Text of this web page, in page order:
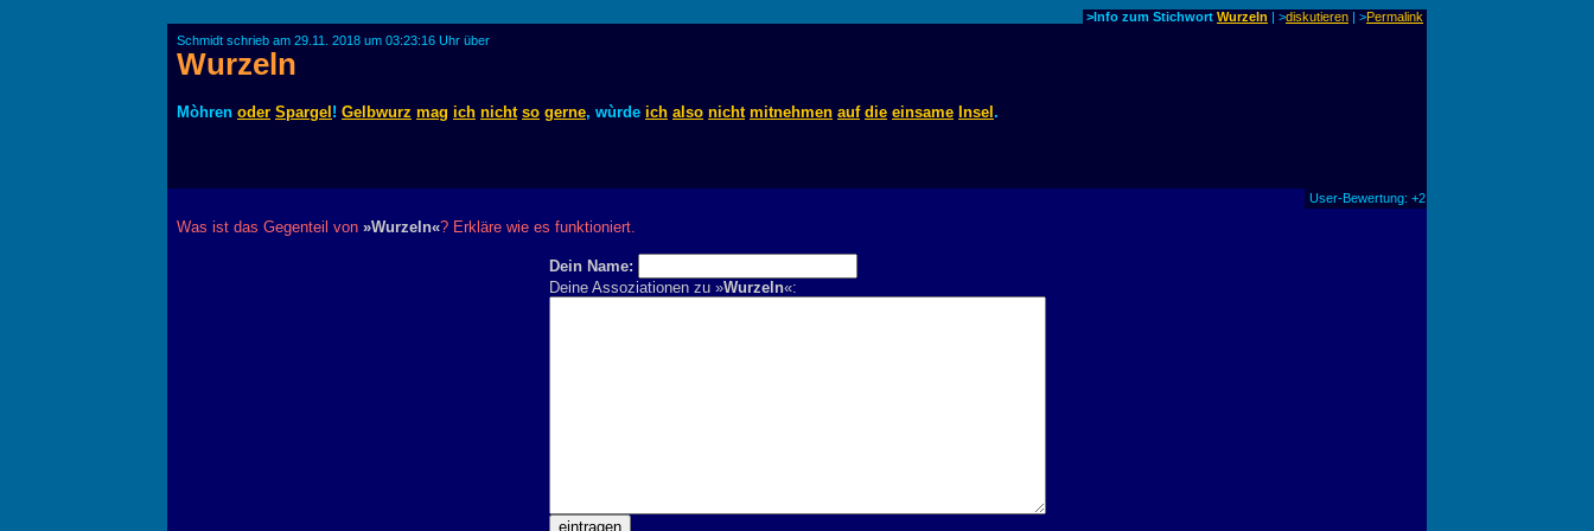
>Info zum Stichwort Wurzeln | >diskutieren | >Permalink
Schmidt schrieb am 29.11. 2018 um 03:23:16 Uhr über
Wurzeln
Mòhren oder Spargel ! Gelbwurz mag ich nicht so gerne, wùrde ich also nicht mitnehmen auf die einsame Insel .
User-Bewertung: +2
Was ist das Gegenteil von »Wurzeln«? Erkläre wie es funktioniert.
Dein Name:
Deine Assoziationen zu »Wurzeln«: